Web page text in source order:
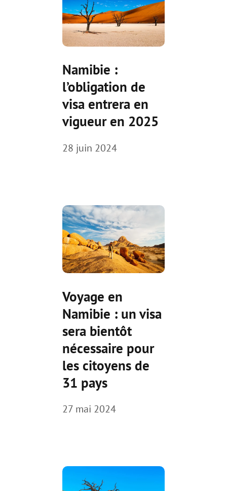
Namibie :
l’obligation de
visa entrera en
vigueur en 2025
28 juin 2024
Voyage en
Namibie : un visa
sera bientôt
nécessaire pour
les citoyens de
31 pays
27 mai 2024